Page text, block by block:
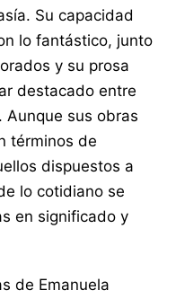
Su capacidad
lo fantástico, junto
y su prosa
destacado entre
Aunque sus obras
términos de
dispuestos a
lo cotidiano se
en significado y
de Emanuela